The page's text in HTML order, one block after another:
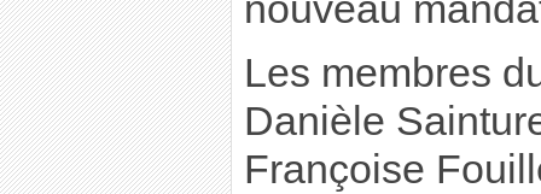
Les membres
Danièle
Françoise